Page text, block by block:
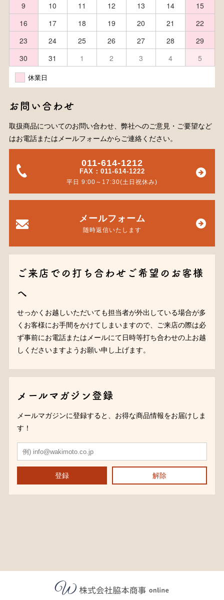
9
10 11 12 13 14
15
16
17 18 19 20 21
22
23
24 25 26 27 28
29
30
31 1 2 3 4 5
休業日
お問い合わせ
取扱商品についてのお問い合わせ、弊社へのご意見・ご要望など
はお電話またはメールフォームからご連絡ください。
011-614-1212
FAX：011-614-1222
平日 9:00～17:30(土日祝休み)
メールフォーム
随時返信いたします
ご来店での打ち合わせご希望のお客様
へ
せっかくお越しいただいても担当者が外出している場合が多
くお客様にお手間をかけてしまいますので、ご来店の際は必
ず事前にお電話またはメールにて日時等打ち合わせの上お越
しくださいますようお願い申し上げます。
メールマガジン登録
メールマガジンに登録すると、お得な商品情報をお届けしま
す！
登録 解除